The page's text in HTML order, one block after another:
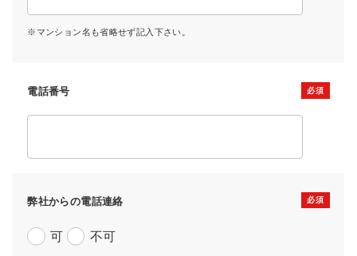
マンション名も省略せず記入下さい。
電話番号
弊社からの電話連絡
可 不可